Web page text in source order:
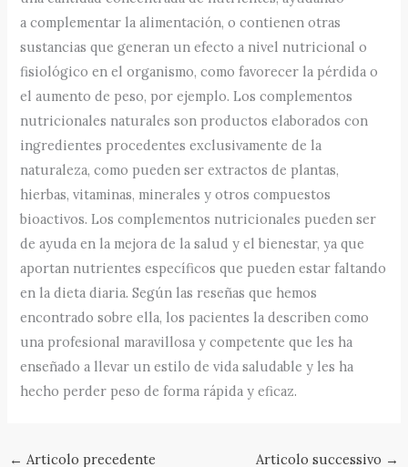
a complementar la alimentación, o contienen otras
sustancias que generan un efecto a nivel nutricional o
fisiológico en el organismo, como favorecer la pérdida o
el aumento de peso, por ejemplo. Los complementos
nutricionales naturales son productos elaborados con
ingredientes procedentes exclusivamente de la
naturaleza, como pueden ser extractos de plantas,
hierbas, vitaminas, minerales y otros compuestos
bioactivos. Los complementos nutricionales pueden ser
de ayuda en la mejora de la salud y el bienestar, ya que
aportan nutrientes específicos que pueden estar faltando
en la dieta diaria. Según las reseñas que hemos
encontrado sobre ella, los pacientes la describen como
una profesional maravillosa y competente que les ha
enseñado a llevar un estilo de vida saludable y les ha
hecho perder peso de forma rápida y eficaz.
← Articolo precedente Articolo successivo →